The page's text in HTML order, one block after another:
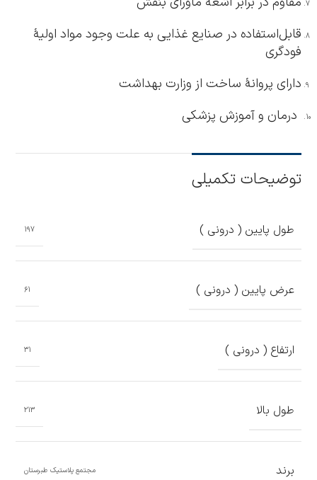
قابل‌استفاده در صنایع غذایی به علت وجود مواد اولیۀ
فودگری
دارای پروانۀ ساخت از وزارت بهداشت
درمان و آموزش پزشکی
توضیحات تکمیلی
طول پایین ( درونی ) 197
عرض پایین ( درونی ) 61
ارتفاع ( درونی ) 31
طول بالا 213
برند مجتمع پلاستیک طبرستان